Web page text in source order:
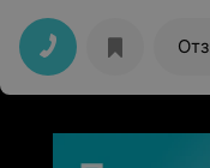
что еще нужно. Мастера зовут Нестерук Ирина, всем
советую, не
одном существенном
записаться вечером.